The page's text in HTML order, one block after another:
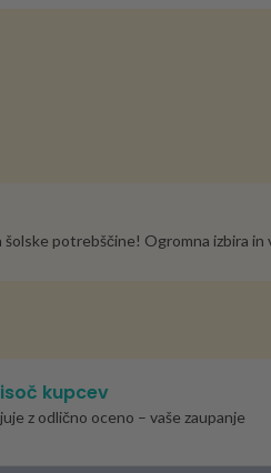
šolske potrebščine! Ogromna izbira
kupcev
z odlično oceno – vaše zaupanje